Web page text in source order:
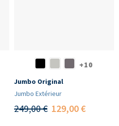
+10
Jumbo Original
Jumbo Extérieur
249,00 € 129,00 €